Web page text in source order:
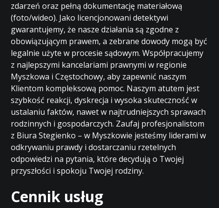
zdarzeń oraz pełną dokumentację materiałową
(foto/wideo). Jako licencjonowani detektywi
gwarantujemy, że nasze działania są zgodne z
obowiązującym prawem, a zebrane dowody mogą być
legalnie użyte w procesie sądowym. Współpracujemy
z najlepszymi kancelariami prawnymi w regionie
Myszkowa i Częstochowy, aby zapewnić naszym
Klientom kompleksową pomoc. Naszym atutem jest
szybkość reakcji, dyskrecja i wysoka skuteczność w
ustalaniu faktów, nawet w najtrudniejszych sprawach
rodzinnych i gospodarczych. Zaufaj profesjonalistom
z Biura Stegienko – w Myszkowie jesteśmy liderami w
odkrywaniu prawdy i dostarczaniu rzetelnych
odpowiedzi na pytania, które decydują o Twojej
przyszłości i spokoju Twojej rodziny.
Cennik usług